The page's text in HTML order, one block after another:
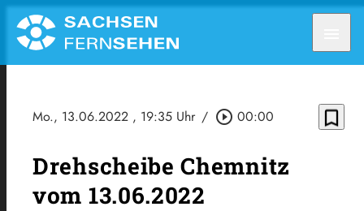
Mo., 13.06.2022 , 19:35 Uhr / play_circle_outline 00:00 bookmark_border
Drehscheibe Chemnitz
vom 13.06.2022